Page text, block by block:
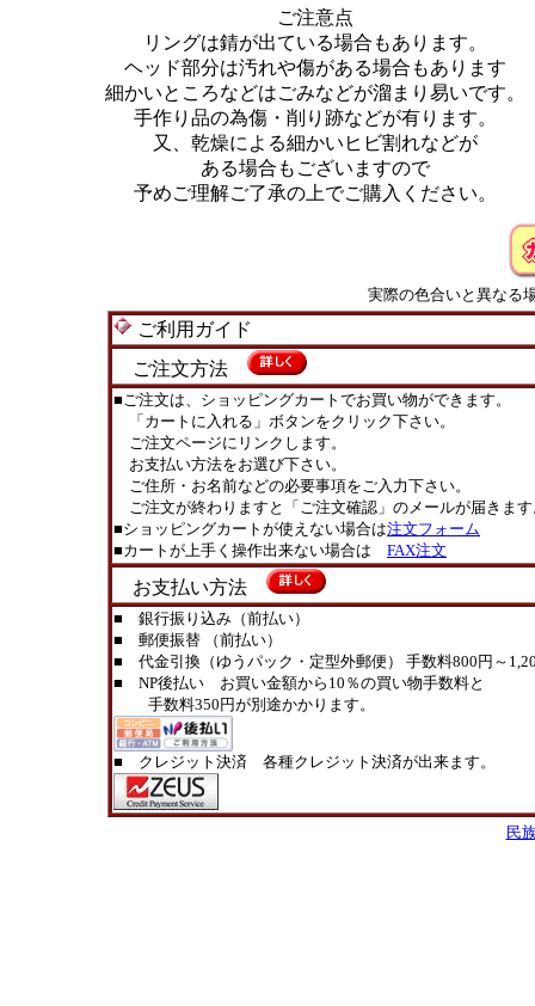
ご注意点
リングは錆が出ている場合もあります。
ヘッド部分は汚れや傷がある場合もあります
細かいところなどはごみなどが溜まり易いです。
手作り品の為傷・削り跡などが有ります。
又、乾燥による細かいヒビ割れなどが
ある場合もございますので
予めご理解ご了承の上でご購入ください。
実際の色合いと異なる
ご利用ガイド
ご注文方法
■ご注文は、ショッピングカートでお買い物ができます。
「カートに入れる」ボタンをクリック下さい。
ご注文ページにリンクします。
お支払い方法をお選び下さい。
ご住所・お名前などの必要事項をご入力下さい。
ご注文が終わりますと「ご注文確認」のメールが届きま
■ショッピングカートが使えない場合は注文フォーム
■カートが上手く操作出来ない場合は FAX注文
お支払い方法
■ 銀行振り込み（前払い）
■ 郵便振替 （前払い）
■ 代金引換（ゆうパック・定型外郵便） 手数料800円～
■ NP後払い お買い金額から10％の買い物手数料と
手数料350円が別途かかります。
■ クレジット決済 各種クレジット決済が出来ます。
民